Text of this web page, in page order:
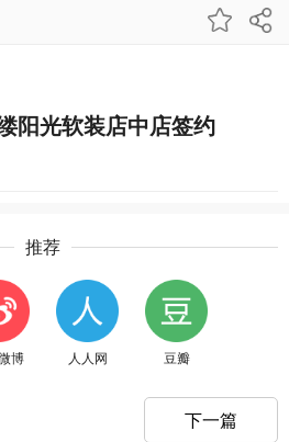
阳光软装店中店签约
推荐
博 人人网 豆瓣
下一篇